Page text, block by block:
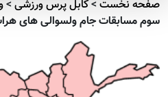
صفحه نخست>کابل پرس ورزشی>
سوم مسابقات جام ولسوالی های